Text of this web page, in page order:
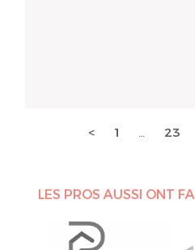
< 1 … 23
LES PROS AUSSI ONT